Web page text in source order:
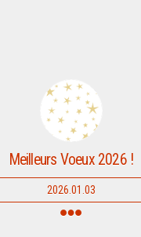
Meilleurs Voeux 2026 !
2026.01.03